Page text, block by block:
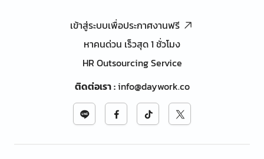
เข้าสู่ระบบเพื่อประกาศงานฟรี
หาคนด่วน เร็วสุด 1 ชั่วโมง
HR Outsourcing Service
ติดต่อเรา:info@daywork.co